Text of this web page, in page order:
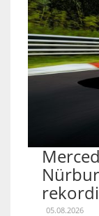
rekordi
05.08.2026